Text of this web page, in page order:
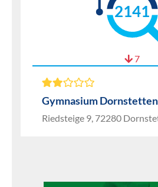
2141
7
Gymnasium Dornstetten
Riedsteige 9, 72280